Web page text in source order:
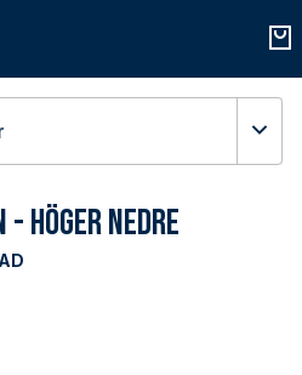
- Höger Nedre